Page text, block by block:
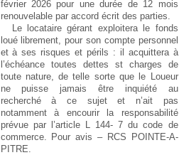
février 2026 pour une durée de 12 mois
renouvelable par accord écrit des parties.
Le locataire gérant exploitera le fonds
loué librement, pour son compte personnel
et à ses risques et périls : il acquittera à
l’échéance toutes dettes st charges de
toute nature, de telle sorte que le Loueur
ne puisse jamais être inquiété au
recherché à ce sujet et n’ait pas
notamment à encourir la responsabilité
prévue par l’article L 144- 7 du code de
commerce. Pour avis – RCS POINTE-A-
PITRE.